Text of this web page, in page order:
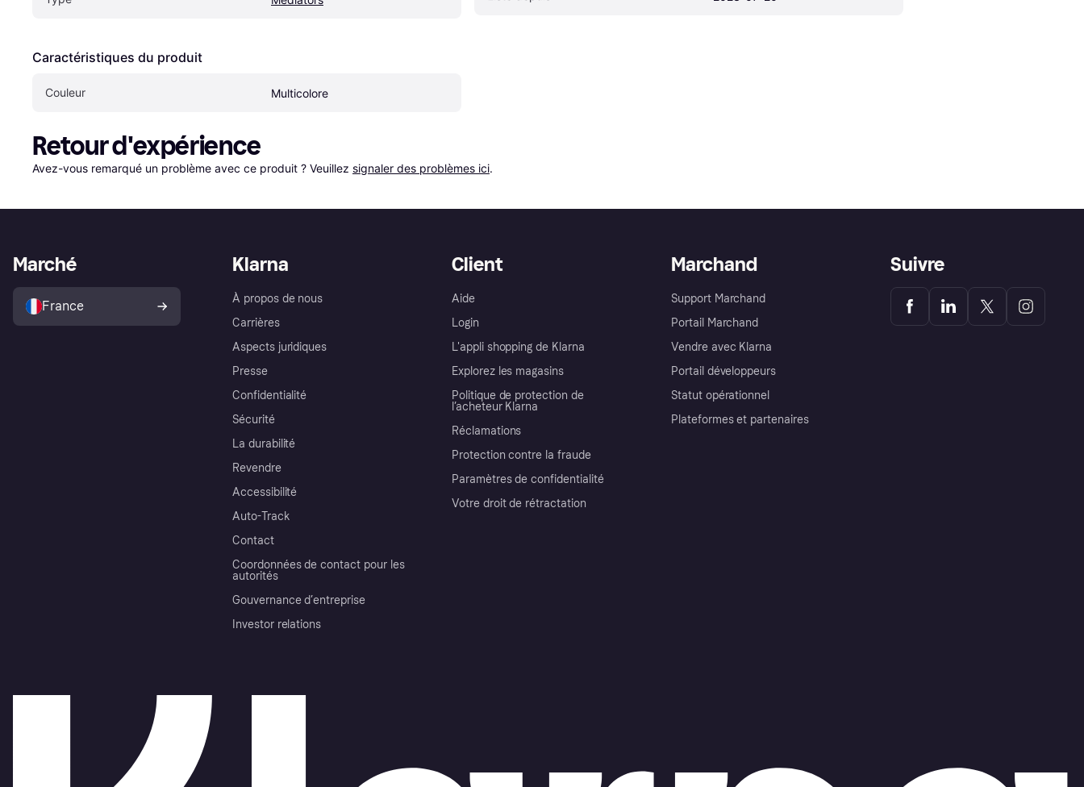
Caractéristiques du produit
Couleur Multicolore
Retour d'expérience
Avez-vous remarqué un problème avec ce produit ? Veuillez signaler des problèmes ici.
Klarna
À propos de nous
Carrières
Aspects juridiques
Presse
Confidentialité
Sécurité
La durabilité
Revendre
Accessibilité
Auto-Track
Contact
Coordonnées de contact pour les
autorités
Gouvernance d’entreprise
Investor relations
Client
Aide
Login
L'appli shopping de Klarna
Explorez les magasins
Politique de protection de
l’acheteur Klarna
Réclamations
Protection contre la fraude
Paramètres de confidentialité
Votre droit de rétractation
Marchand
Support Marchand
Portail Marchand
Vendre avec Klarna
Portail développeurs
Statut opérationnel
Plateformes et partenaires
Marché
France
Suivre